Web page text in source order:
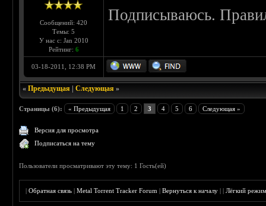
Сообщений: 420
Темы: 5
У нас с: Jan 2010
Рейтинг: 6
Подписываюсь.
03-18-2011, 12:38 PM
«Предыдущая |Следующая »
Страницы (6): « Предыдущая 1 2 3 4 5 6 Следующая »
Версия для просмотра
Подписаться на тему
Пользователи просматривают эту тему: 1 Гость(ей)
|Обратная связь |Metal Torrent Tracker Forum |Вернуться к началу ||Лёгкий